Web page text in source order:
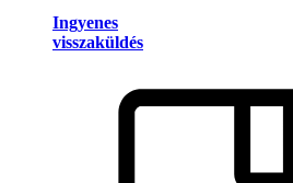
Ingyenes
visszaküldés